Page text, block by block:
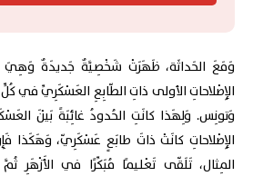
وَمَعَ الحَداثَة، ظَهَرَتْ شَخْصِيَّةٌ جَديدَةٌ وَهِيَ
الإِصْلاحاتِ الأولى ذاتِ الطّابِعِ العَسْكَرِيِّ في
وَتونِس. وَلِهَذا كانَتِ الحُدودُ غائِبَةً بَيْنَ
الإِصْلاحاتِ كانَتْ ذاتَ طابَعٍ عَسْكَرِيّ، وَهَكَذا
المِثال، تَلَقّى تَعْليمًا مُبَكِّرًا في الأَزْهَرِ